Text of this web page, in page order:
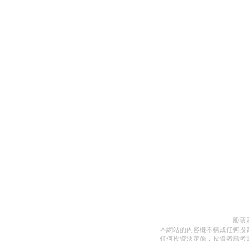
股票
本網站的內容概不構成任何投
任何投資決定前，投資者應考